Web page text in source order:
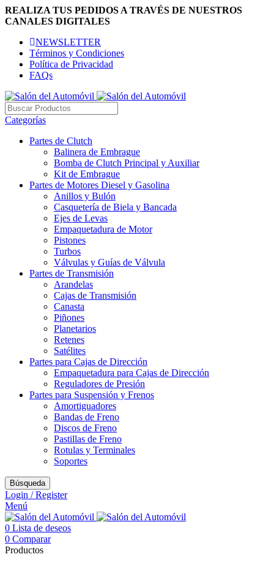
REALIZA TUS PEDIDOS A TRAVÉS DE NUESTROS
CANALES DIGITALES
NEWSLETTER
Términos y Condiciones
Política de Privacidad
FAQs
Categorías
Partes de Clutch
Balinera de Embrague
Bomba de Clutch Principal y Auxiliar
Kit de Embrague
Partes de Motores Diesel y Gasolina
Anillos y Bulón
Casquetería de Biela y Bancada
Ejes de Levas
Empaquetadura de Motor
Pistones
Turbos
Válvulas y Guías de Válvula
Partes de Transmisión
Arandelas
Cajas de Transmisión
Canasta
Piñones
Planetarios
Retenes
Satélites
Partes para Cajas de Dirección
Empaquetadura para Cajas de Dirección
Reguladores de Presión
Partes para Suspensión y Frenos
Amortiguadores
Bandas de Freno
Discos de Freno
Pastillas de Freno
Rotulas y Terminales
Soportes
Búsqueda
Login / Register
Menú
0 Lista de deseos
0 Comparar
Productos